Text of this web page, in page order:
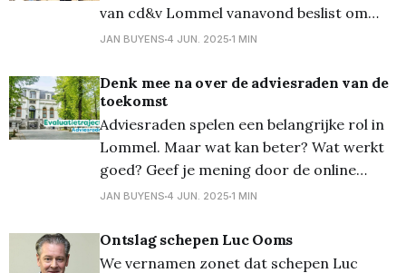
die mee aan de basis
van cd&v Lommel vanavond beslist om
Sofie Mertens (Vlaams
gemeenteraadslid) voor te dragen als zijn
opvolger op de gemeenteraad van 24 juni
2025. Zij neemt de bevoegdheden
mobiliteit, Openbare Werken en
JAN BUYENS 4 JUN. 2025 1 MIN
Denk mee na over de adviesraden van de
toekomst
Adviesraden spelen een belangrijke rol in
Lommel. Maar wat kan beter? Wat werkt
goed? Geef je mening door de online
vragenlijst in te vullen of kom naar de
Lommel wil samen met inwoners en
adviesraden bouwen aan een sterker en
JAN BUYENS 4 JUN. 2025 1 MIN
Ontslag schepen Luc Ooms
We vernamen zonet dat schepen Luc